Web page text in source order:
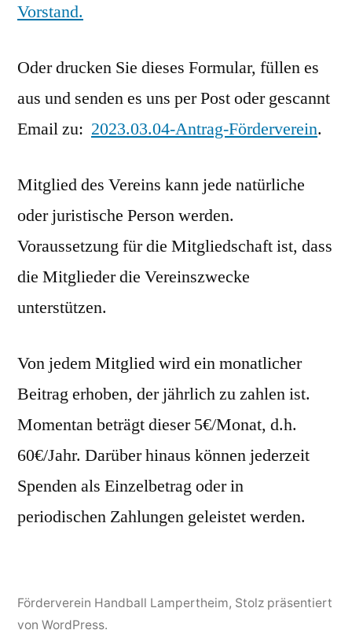
Vorstand.
Oder drucken Sie dieses Formular, füllen es
aus und senden es uns per Post oder gescannt
Email zu: 2023.03.04-Antrag-Förderverein.
Mitglied des Vereins kann jede natürliche
oder juristische Person werden.
Voraussetzung für die Mitgliedschaft ist, dass
die Mitglieder die Vereinszwecke
unterstützen.
Von jedem Mitglied wird ein monatlicher
Beitrag erhoben, der jährlich zu zahlen ist.
Momentan beträgt dieser 5€/Monat, d.h.
60€/Jahr. Darüber hinaus können jederzeit
Spenden als Einzelbetrag oder in
periodischen Zahlungen geleistet werden.
Förderverein Handball Lampertheim, Stolz präsentiert
von WordPress.